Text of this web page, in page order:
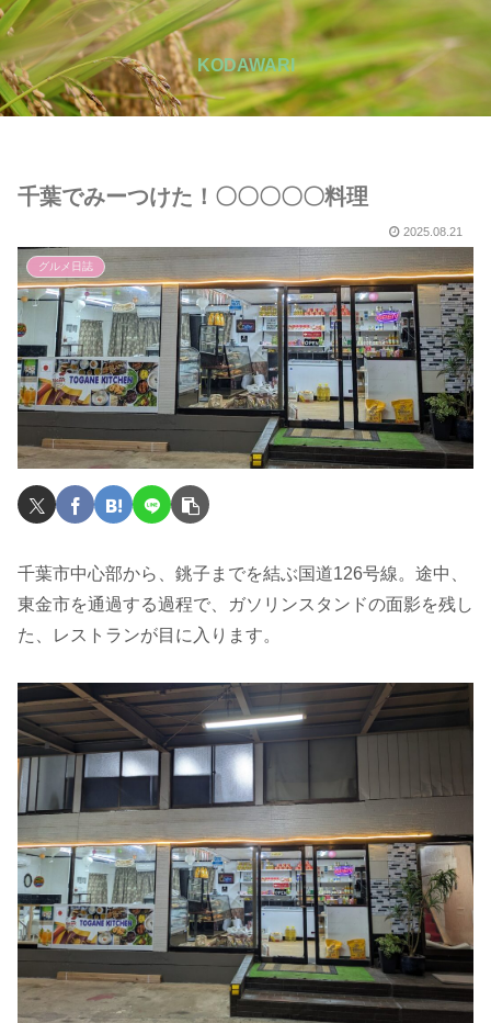
KODAWARI
千葉でみーつけた！〇〇〇〇〇料理
2025.08.21
グルメ日誌
千葉市中心部から、銚子までを結ぶ国道126号線。途中、
東金市を通過する過程で、ガソリンスタンドの面影を残し
た、レストランが目に入ります。